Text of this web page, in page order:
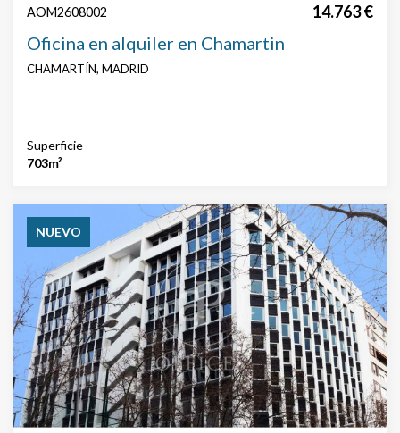
Precio € / m²
Características
Vigilancia
Conserje
suelo técnico
Falso techo
AACC
Aparcamiento
AOM2608002 14.763 €
Oficina en alquiler en Chamartin
CHAMARTÍN, MADRID
Superficie
703m²
NUEVO